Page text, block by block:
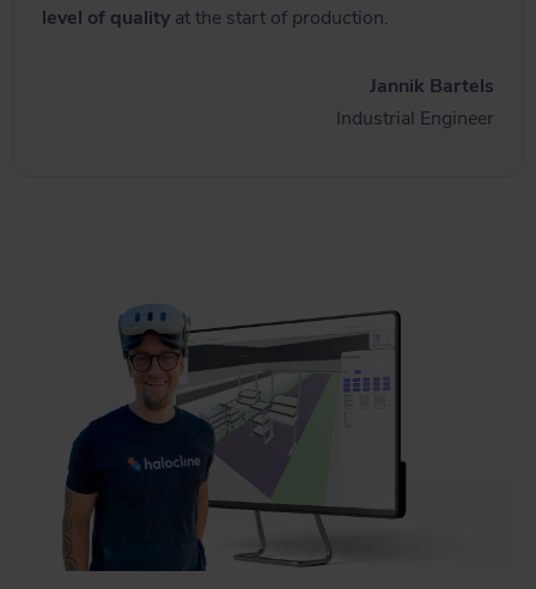
level of quality at the start of production.
Jannik Bartels
Industrial Engineer